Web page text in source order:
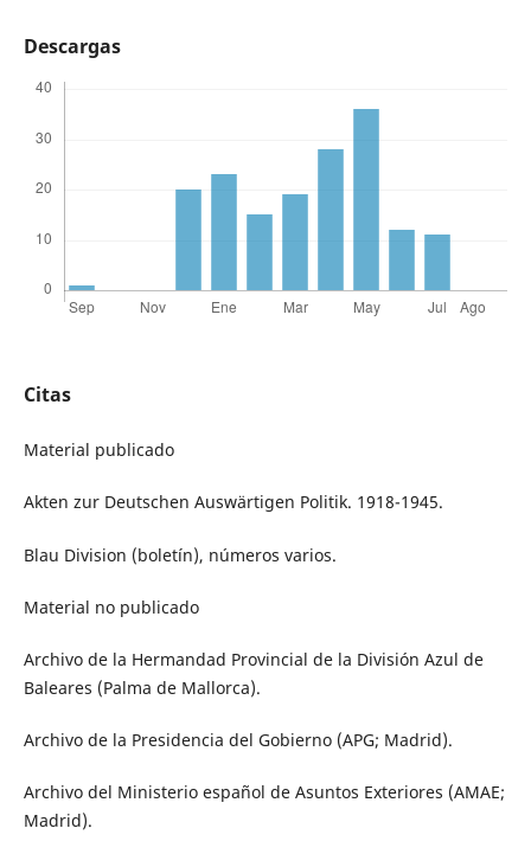
Descargas
Citas
Material publicado
Akten zur Deutschen Auswärtigen Politik. 1918-1945.
Blau Division (boletín), números varios.
Material no publicado
Archivo de la Hermandad Provincial de la División Azul de
Baleares (Palma de Mallorca).
Archivo de la Presidencia del Gobierno (APG; Madrid).
Archivo del Ministerio español de Asuntos Exteriores (AMAE;
Madrid).